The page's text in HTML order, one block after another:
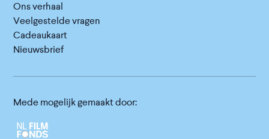
Ons verhaal
Veelgestelde vragen
Cadeaukaart
Nieuwsbrief
Mede mogelijk gemaakt door: